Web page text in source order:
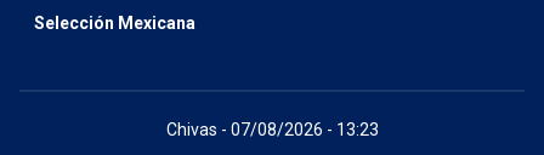
Selección Mexicana
Chivas - 07/08/2026 - 13:23